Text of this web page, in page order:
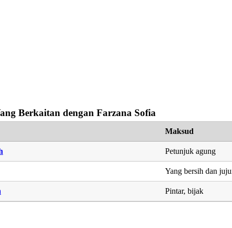
Berkaitan dengan Farzana Sofia
Maksud
Petunjuk agung
Yang bersih dan
Pintar, bijak